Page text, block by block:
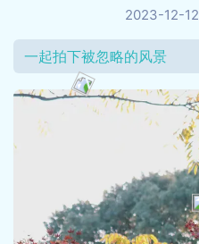
2023-12-12
一起拍下被忽略的风景